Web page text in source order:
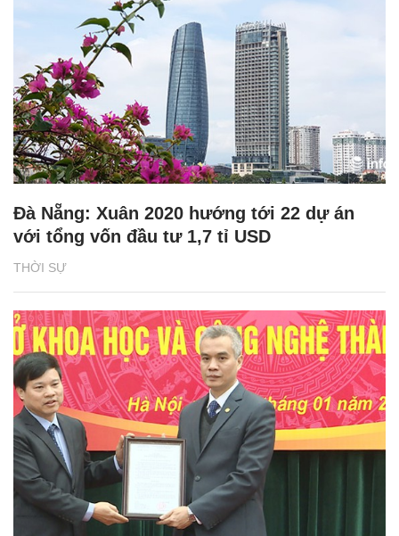
THỜI SỰ
Đà Nẵng: Xuân 2020 hướng tới 22 dự án
với tổng vốn đầu tư 1,7 tỉ USD